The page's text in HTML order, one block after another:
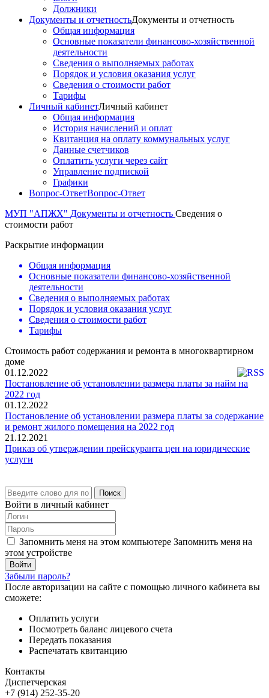
Должники
Документы и отчетностьДокументы и отчетность
Общая информация
Основные показатели финансово-хозяйственной
деятельности
Сведения о выполняемых работах
Порядок и условия оказания услуг
Сведения о стоимости работ
Тарифы
Личный кабинетЛичный кабинет
Общая информация
История начислений и оплат
Квитанция на оплату коммунальных услуг
Данные счетчиков
Оплатить услуги через сайт
Управление подпиской
Графики
Вопрос-ОтветВопрос-Ответ
МУП "АПЖХ" Документы и отчетность Сведения о
стоимости работ
Раскрытие информации
Общая информация
Основные показатели финансово-хозяйственной
деятельности
Сведения о выполняемых работах
Порядок и условия оказания услуг
Сведения о стоимости работ
Тарифы
Стоимость работ содержания и ремонта в многоквартирном
доме
01.12.2022
Постановление об установлении размера платы за найм на
2022 год
01.12.2022
Постановление об установлении размера платы за содержание
и ремонт жилого помещения на 2022 год
21.12.2021
Приказ об утверждении прейскуранта цен на юридические
услуги
Поиск
Войти в личный кабинет
Запомнить меня на этом компьютере Запомнить меня на
этом устройстве
Забыли пароль?
После авторизации на сайте с помощью личного кабинета вы
сможете:
Оплатить услуги
Посмотреть баланс лицевого счета
Передать показания
Распечатать квитанцию
Контакты
Диспетчерская
+7 (914) 252-35-20